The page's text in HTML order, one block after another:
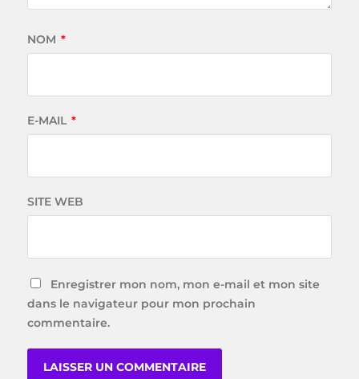
NOM *
E-MAIL *
SITE WEB
Enregistrer mon nom, mon e-mail et mon site
dans le navigateur pour mon prochain
commentaire.